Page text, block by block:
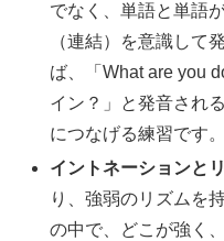
でなく、単語と単語
（連結）を意識して
ば、「What are you
イン？」と発音され
につなげる練習です。
イントネーションと
り、強弱のリズムを
の中で、どこが強く